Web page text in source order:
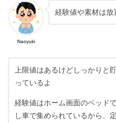
Naoyuki
経験値や素材は放
上限値はあるけどしっかりと
っているよ
経験値はホーム画面のベッド
し車で集められているから、